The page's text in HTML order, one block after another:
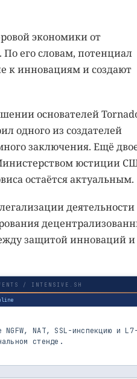
экономики от
его словам, потенциал
к инновациям и создают
основателей
одного из создателей
заключения. Ещё
юстиции
остаётся актуальным.
деятельности
защитой инноваций и
/ INTENSIVE.SH
NGFW, NAT, SSL-инспекцию и
стенде.